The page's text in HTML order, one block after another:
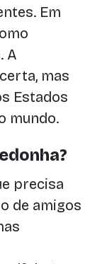
Em
A
mas
Estados
mundo.
precisa
de amigos